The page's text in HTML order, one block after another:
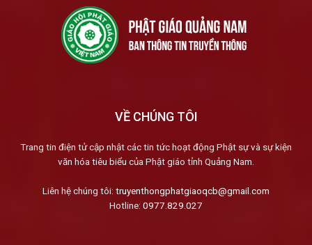
VỀ CHÚNG TÔI
Trang tin điện tử cập nhật các tin tức hoạt động Phật sự và sự kiện
văn hóa tiêu biểu của Phật giáo tỉnh Quảng Nam.
Liên hệ chúng tôi: truyenthongphatgiaoqcb@gmail.com
Hotline: 0977.829.027